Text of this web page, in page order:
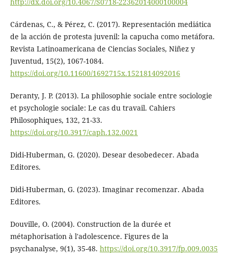
Cárdenas, C., & Pérez, C. (2017). Representación mediática
de la acción de protesta juvenil: la capucha como metáfora.
Revista Latinoamericana de Ciencias Sociales, Niñez y
Juventud, 15(2), 1067-1084.
https://doi.org/10.11600/1692715x.1521814092016
Deranty, J. P. (2013). La philosophie sociale entre sociologie
et psychologie sociale: Le cas du travail. Cahiers
Philosophiques, 132, 21-33.
https://doi.org/10.3917/caph.132.0021
Didi-Huberman, G. (2020). Desear desobedecer. Abada
Editores.
Didi-Huberman, G. (2023). Imaginar recomenzar. Abada
Editores.
Douville, O. (2004). Construction de la durée et
métaphorisation à l'adolescence. Figures de la
psychanalyse, 9(1), 35-48. https://doi.org/10.3917/fp.009.0035